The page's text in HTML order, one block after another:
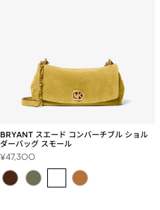
BRYANT スエード コンバーチブル ショル
ダーバッグ スモール
セ
ル
¥47,300